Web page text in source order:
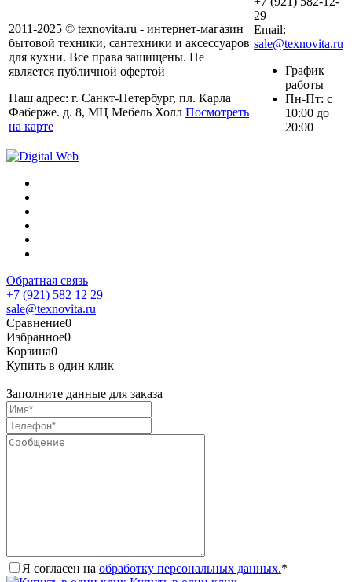
2011-2025 © texnovita.ru - интернет-магазин
бытовой техники, сантехники и аксессуаров
для кухни. Все права защищены. Не
является публичной офертой
Наш адрес: г. Санкт-Петербург, пл. Карла
Фаберже. д. 8, МЦ Мебель Холл Посмотреть
на карте
29
Email:
sale@texnovita.ru
График
работы
Пн-Пт: с
10:00 до
20:00
Обратная связь
+7 (921) 582 12 29
sale@texnovita.ru
Сравнение0
Избранное0
Корзина0
Купить в один клик
Заполните данные для заказа
Я согласен на обработку персональных данных.*